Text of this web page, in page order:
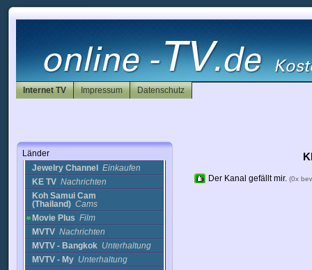
Internet TV Impressum Datenschutz
Länder
11news1 Nachrichten
ASTV News1 Nachrichten
ASTV News1 (2) Nachrichten
Channel 7 Nachrichten
Faikham TV Nachrichten
Hotwave Radio Cam
(Thailand)
Jewelry Channel
Einkaufen
KE TV Nachrichten
Koh Samui Cam
(Thailand) Cams
Movie Plus Film
MVTV Nachrichten
MVTV - Bangkok Unterhaltung
MVTV - My Unterhaltung
Der Kanal gefällt mir. (0x